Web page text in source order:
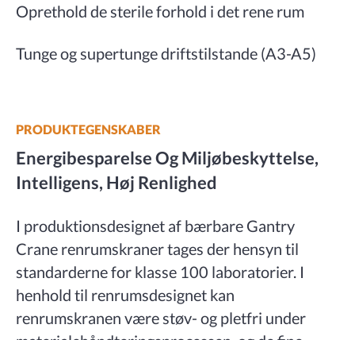
Oprethold de sterile forhold i det rene rum
Tunge og supertunge driftstilstande (A3-A5)
PRODUKTEGENSKABER
Energibesparelse Og Miljøbeskyttelse,
Intelligens, Høj Renlighed
I produktionsdesignet af bærbare Gantry
Crane renrumskraner tages der hensyn til
standarderne for klasse 100 laboratorier. I
henhold til renrumsdesignet kan
renrumskranen være støv- og pletfri under